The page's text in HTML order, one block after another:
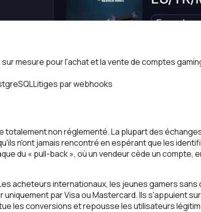
mesure pour l'achat et la vente de comptes
Litiges par webhooks
non réglementé. La plupart des
n'ont jamais rencontré en espérant que les
du « pull-back », où un vendeur cède un
acheteurs internationaux, les jeunes gamers
par Visa ou Mastercard. Ils s'appuient
les conversions et repousse les utilisateurs